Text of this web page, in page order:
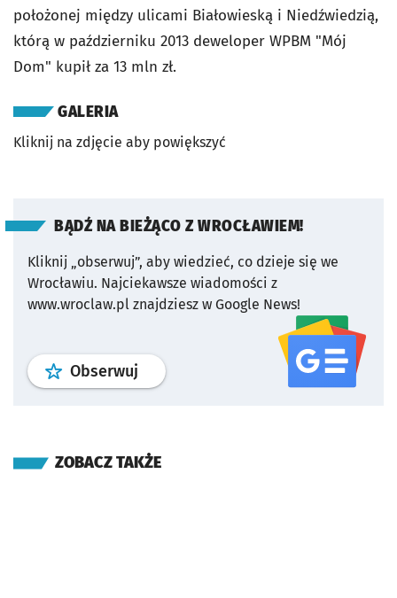
położonej między ulicami Białowieską i Niedźwiedzią,
którą w październiku 2013 deweloper WPBM "Mój
Dom" kupił za 13 mln zł.
GALERIA
Kliknij na zdjęcie aby powiększyć
BĄDŹ NA BIEŻĄCO Z WROCŁAWIEM!
Kliknij „obserwuj”, aby wiedzieć, co dzieje się we
Wrocławiu. Najciekawsze wiadomości z
www.wroclaw.pl znajdziesz w Google News!
Obserwuj profil serwisu
ZOBACZ TAKŻE